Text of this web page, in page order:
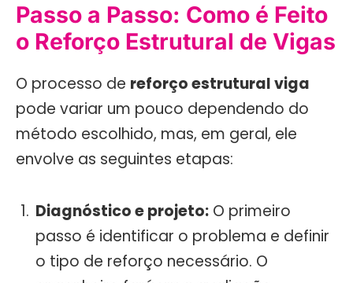
Passo a Passo: Como é Feito
o Reforço Estrutural de Vigas
O processo de reforço estrutural viga
pode variar um pouco dependendo do
método escolhido, mas, em geral, ele
envolve as seguintes etapas:
Diagnóstico e projeto: O primeiro
passo é identificar o problema e definir
o tipo de reforço necessário. O